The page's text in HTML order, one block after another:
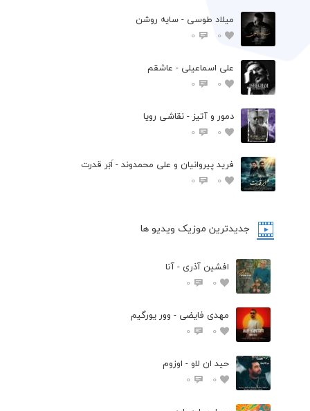
میلاد طوسی - سایه روشن
0
0
علی اسماعیلی - عاشقم
0
0
دمور و آتیز - نقاشی رویا
0
0
فرید پیروانیان و علی محمدوند - اَبَر قدرت
0
0
جدیدترین موزیک ویدیو ها
افشین آذری - آنا
0
0
مهدی فایضی - وور یورگیم
0
0
حید ان لاو - اوزوم
0
0